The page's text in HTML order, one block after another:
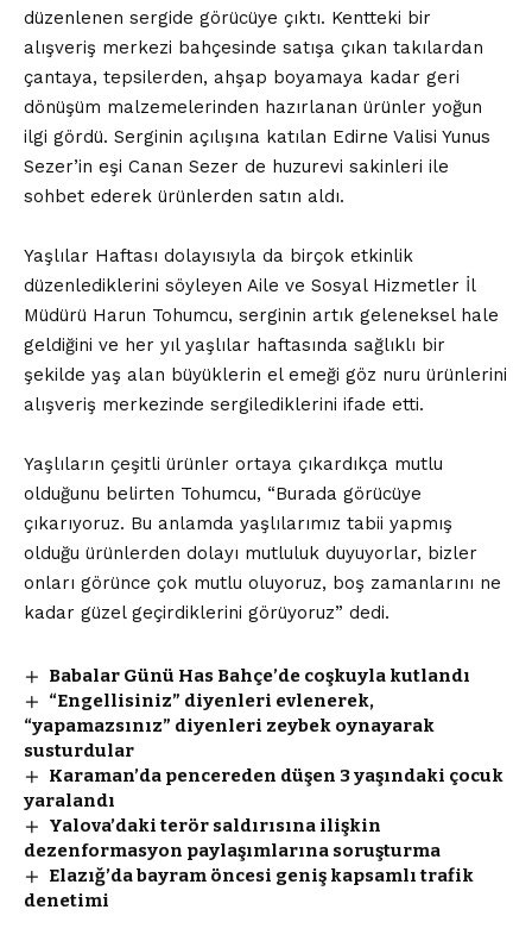
düzenlenen sergide görücüye çıktı. Kentteki bir
alışveriş merkezi bahçesinde satışa çıkan takılardan
çantaya, tepsilerden, ahşap boyamaya kadar geri
dönüşüm malzemelerinden hazırlanan ürünler yoğun
ilgi gördü. Serginin açılışına katılan Edirne Valisi Yunus
Sezer’in eşi Canan Sezer de huzurevi sakinleri ile
sohbet ederek ürünlerden satın aldı.
Yaşlılar Haftası dolayısıyla da birçok etkinlik
düzenlediklerini söyleyen Aile ve Sosyal Hizmetler İl
Müdürü Harun Tohumcu, serginin artık geleneksel hale
geldiğini ve her yıl yaşlılar haftasında sağlıklı bir
şekilde yaş alan büyüklerin el emeği göz nuru ürünlerini
alışveriş merkezinde sergilediklerini ifade etti.
Yaşlıların çeşitli ürünler ortaya çıkardıkça mutlu
olduğunu belirten Tohumcu, “Burada görücüye
çıkarıyoruz. Bu anlamda yaşlılarımız tabii yapmış
olduğu ürünlerden dolayı mutluluk duyuyorlar, bizler
onları görünce çok mutlu oluyoruz, boş zamanlarını ne
kadar güzel geçirdiklerini görüyoruz” dedi.
Babalar Günü Has Bahçe’de coşkuyla kutlandı
“Engellisiniz” diyenleri evlenerek,
“yapamazsınız” diyenleri zeybek oynayarak
susturdular
Karaman’da pencereden düşen 3 yaşındaki çocuk
yaralandı
Yalova’daki terör saldırısına ilişkin
dezenformasyon paylaşımlarına soruşturma
Elazığ’da bayram öncesi geniş kapsamlı trafik
denetimi